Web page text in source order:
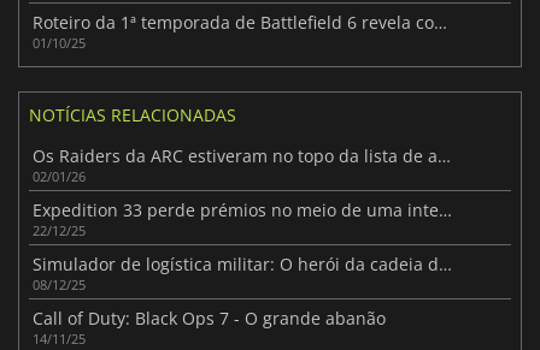
Roteiro da 1ª temporada de Battlefield 6 revela conteúdo gratuito pós-lançamento
01/10/25
NOTÍCIAS RELACIONADAS
Os Raiders da ARC estiveram no topo da lista de atiradores neste Natal
02/01/26
Expedition 33 perde prémios no meio de uma intensa controvérsia sobre a IA
22/12/25
Simulador de logística militar: O herói da cadeia de abastecimento
08/12/25
Call of Duty: Black Ops 7 - O grande abanão
14/11/25